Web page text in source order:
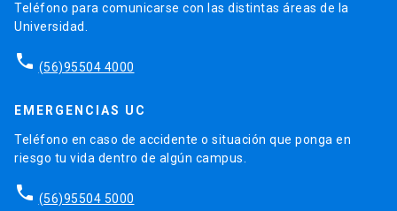
Teléfono para comunicarse con las distintas áreas de la
Universidad.
phone (56)95504 4000
EMERGENCIAS UC
Teléfono en caso de accidente o situación que ponga en
riesgo tu vida dentro de algún campus.
phone (56)95504 5000